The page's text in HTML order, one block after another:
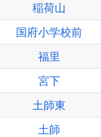
稲荷山
国府小学校前
福里
宮下
土師東
土師